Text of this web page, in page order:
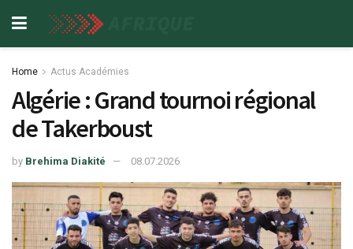
Home Actus Académies
Algérie : Grand tournoi régional
de Takerboust
by Brehima Diakité 08.07.2026